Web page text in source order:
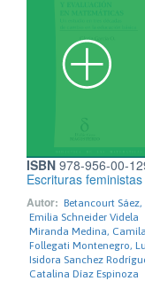
ISBN 978-956-00-
Escrituras
Autor: Betancourt Sáez,
Emilia Schneider Videla
Miranda Medina, Camila
Follegati Montenegro,
Isidora Sanchez
Catalina Díaz Espinoza